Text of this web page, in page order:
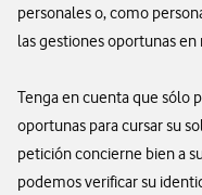
personales o, como
las gestiones oportunas
Tenga en cuenta que sólo
oportunas para cursar su
petición concierne bien a
podemos verificar su